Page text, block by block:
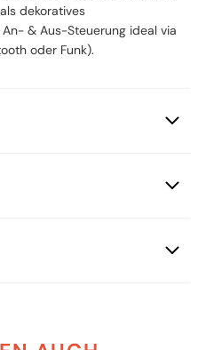
dekoratives
& Aus-Steuerung ideal via
oder Funk).